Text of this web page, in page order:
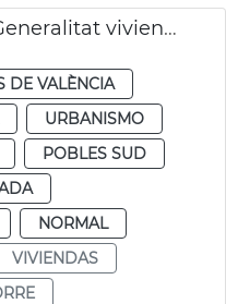
Acuerdo urbanístico Generalitat viviendas la Torre València
DE VALÈNCIA
URBANISMO
POBLES SUD
NORMAL
VIVIENDAS